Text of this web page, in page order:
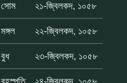
সোম ২১-জ্বিলকদ, ১০৫৮
মঙ্গল ২২-জ্বিলকদ, ১০৫৮
বুধ ২৩-জ্বিলকদ, ১০৫৮